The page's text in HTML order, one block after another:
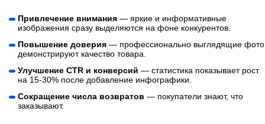
Привлечение внимания — яркие и информативные
изображения сразу выделяются на фоне конкурентов.
Повышение доверия — профессионально выглядящие фото
демонстрируют качество товара.
Улучшение CTR и конверсий — статистика показывает рост
на 15-30% после добавление инфографики.
Сокращение числа возвратов — покупатели знают, что
заказывают.